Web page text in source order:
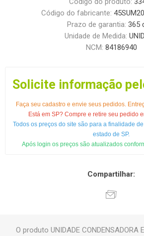
Código do fabricante:
Prazo de garantia: 365
Unidade de Medida:
NCM: 84186940
Solicite informação
Faça seu cadastro e envie seus pedidos.
Está em SP? Compre e retire seu pedido
Todos os preços do site são para a finalidade
estado de SP.
Após login os preços são atualizados
Compartilhar:
O produto UNIDADE CONDENSADORA